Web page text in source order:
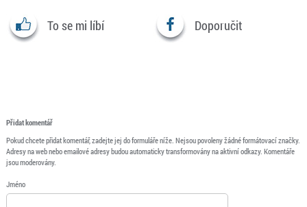
To se mi líbí Doporučit
Přidat komentář
Pokud chcete přidat komentář, zadejte jej do formuláře níže. Nejsou povoleny žádné formátovací značky.
Adresy na web nebo emailové adresy budou automaticky transformovány na aktivní odkazy. Komentáře
jsou moderovány.
Jméno